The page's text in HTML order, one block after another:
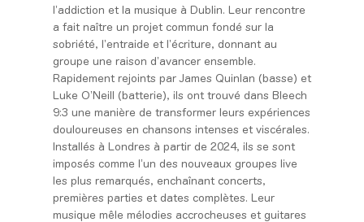
l’addiction et la musique à Dublin. Leur rencontre
a fait naître un projet commun fondé sur la
sobriété, l’entraide et l’écriture, donnant au
groupe une raison d’avancer ensemble.
Rapidement rejoints par James Quinlan (basse) et
Luke O’Neill (batterie), ils ont trouvé dans Bleech
9:3 une manière de transformer leurs expériences
douloureuses en chansons intenses et viscérales.
Installés à Londres à partir de 2024, ils se sont
imposés comme l’un des nouveaux groupes live
les plus remarqués, enchaînant concerts,
premières parties et dates complètes. Leur
musique mêle mélodies accrocheuses et guitares